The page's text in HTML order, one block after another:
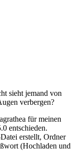
sieht jemand von
verbergen?
für meinen
entschieden.
erstellt, Ordner
(Hochladen und